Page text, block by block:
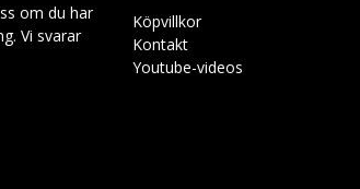
om du har
Vi svarar
Köpvillkor
Kontakt
Youtube-videos